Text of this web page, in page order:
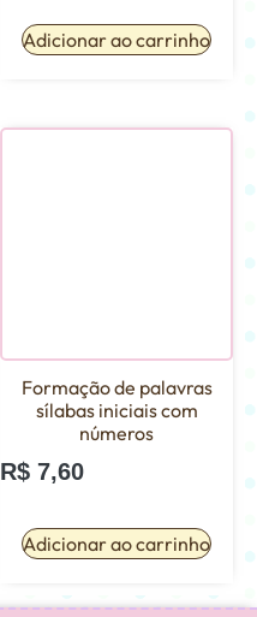
Adicionar ao carrinho
Formação de palavras
sílabas iniciais com
números
R$ 7,60
Adicionar ao carrinho